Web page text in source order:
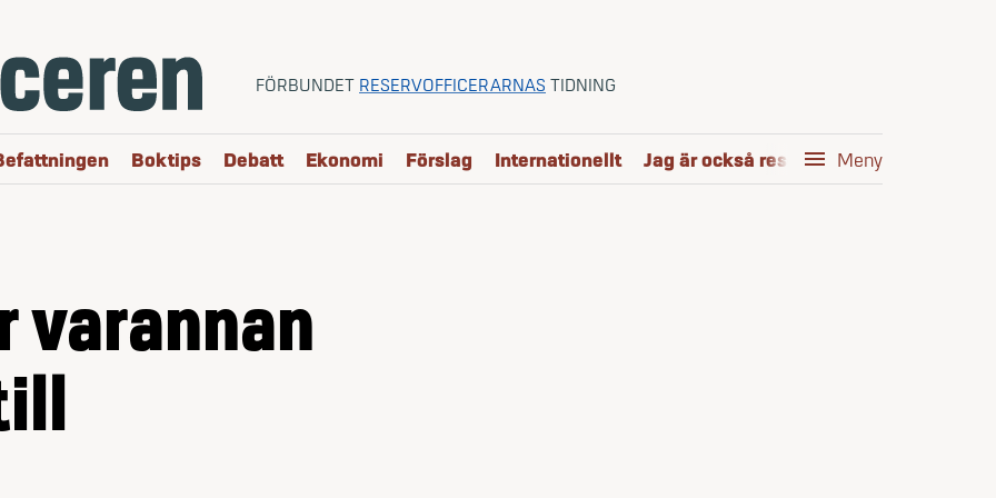
FÖRBUNDET RESERVOFFICERARNAS TIDNING
Boktips Debatt Ekonomi Förslag Internationellt Jag är också reservofficer
menu Meny
varannan